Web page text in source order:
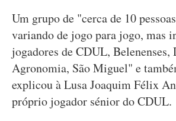
Um grupo de "cerca de 10
variando de jogo para jogo, mas
jogadores de CDUL, Belenenses,
Agronomia, São Miguel" e
explicou à Lusa Joaquim Félix
próprio jogador sénior do CDUL.